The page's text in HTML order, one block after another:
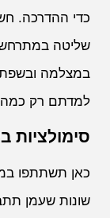
כדי ההדרכה.
שליטה
במצלמה ובשפת
למדתם רק כמה
סימולציות
כאן תשתתפו
שונות שעמן